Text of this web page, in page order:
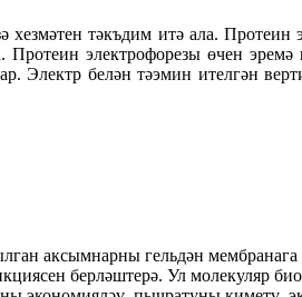
хезмәтен тәкъдим итә ала.
электрофорезы өчен
Электр белән тәэмин ителгән
аксымнарны гельдән
берләштерә. Ул молекуляр